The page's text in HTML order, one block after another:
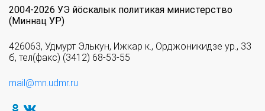
2004-2026 УЭ йöскалык политикая министерство
(Миннац УР)
426063, Удмурт Элькун, Ижкар к., Орджоникидзе ур., 33
б, тел(факс) (3412) 68-53-55
mail@mn.udmr.ru